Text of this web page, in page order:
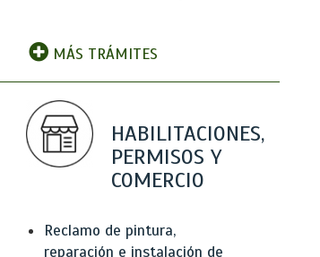
MÁS TRÁMITES
HABILITACIONES,
PERMISOS Y
COMERCIO
Reclamo de pintura,
reparación e instalación de